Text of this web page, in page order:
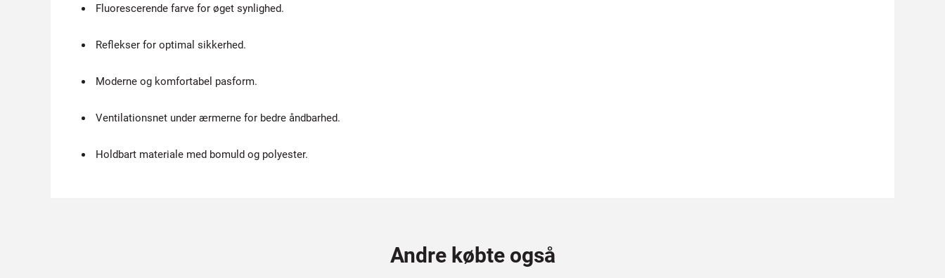
Fluorescerende farve for øget synlighed.
Reflekser for optimal sikkerhed.
Moderne og komfortabel pasform.
Ventilationsnet under ærmerne for bedre åndbarhed.
Holdbart materiale med bomuld og polyester.
Andre købte også